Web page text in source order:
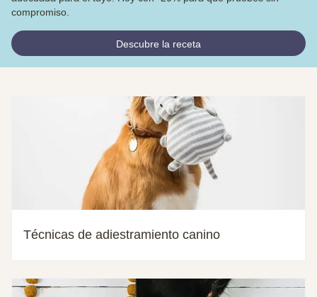
compromiso.
Descubre la receta
Técnicas de adiestramiento canino